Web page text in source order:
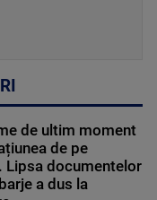
de ultim moment
de pe
Lipsa documentelor
a dus la